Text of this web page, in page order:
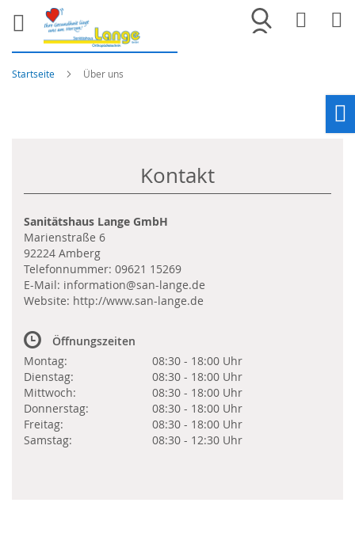
Merkliste
Startseite Über uns
Kontakt
Sanitätshaus Lange GmbH
Marienstraße 6
92224 Amberg
Telefonnummer: 09621 15269
E-Mail: information@san-lange.de
Website: http://www.san-lange.de
Öffnungszeiten
Montag:
08:30 - 18:00 Uhr
Dienstag:
08:30 - 18:00 Uhr
Mittwoch:
08:30 - 18:00 Uhr
Donnerstag:
08:30 - 18:00 Uhr
Freitag:
08:30 - 18:00 Uhr
Samstag:
08:30 - 12:30 Uhr